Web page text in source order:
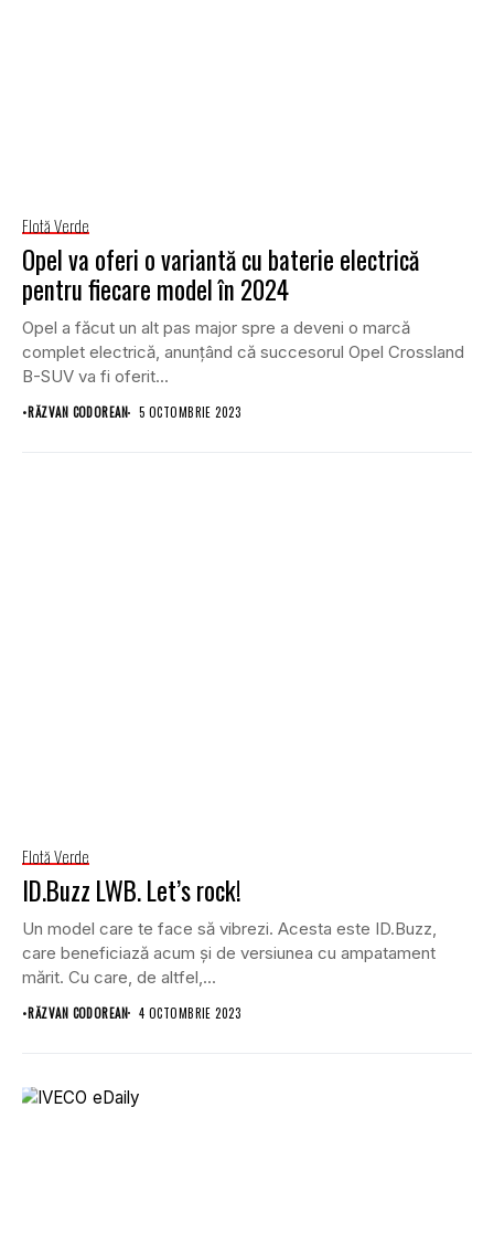
Flotă Verde
Opel va oferi o variantă cu baterie electrică
pentru fiecare model în 2024
Opel a făcut un alt pas major spre a deveni o marcă
complet electrică, anunțând că succesorul Opel Crossland
B-SUV va fi oferit...
•RĂZVAN CODOREAN 5 OCTOMBRIE 2023
Flotă Verde
ID.Buzz LWB. Let’s rock!
Un model care te face să vibrezi. Acesta este ID.Buzz,
care beneficiază acum și de versiunea cu ampatament
mărit. Cu care, de altfel,...
•RĂZVAN CODOREAN 4 OCTOMBRIE 2023